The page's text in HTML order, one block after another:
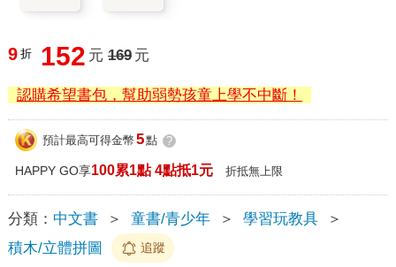
9 折 152 元 169 元
認購希望書包，幫助弱勢孩童上學不中斷！
預計最高可得金幣 5點 ?
HAPPY GO享100累1點 4點抵1元 折抵無上限
分類： 中文書 ＞ 童書/青少年 ＞ 學習玩教具
＞
積木/立體拼圖
追蹤